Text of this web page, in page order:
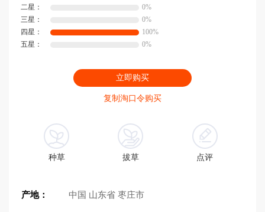
二星：
0%
三星：
0%
四星：
100%
五星：
0%
立即购买
复制淘口令购买
种草 拔草 点评
产地： 中国 山东省 枣庄市